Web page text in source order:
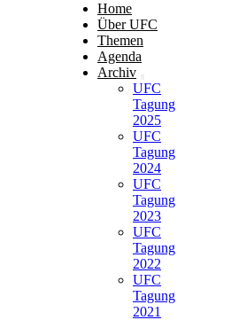
Home
Über UFC
Themen
Agenda
Archiv
UFC
Tagung
2025
UFC
Tagung
2024
UFC
Tagung
2023
UFC
Tagung
2022
UFC
Tagung
2021